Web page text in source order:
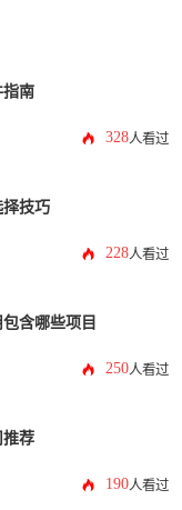
指南
328人看过
技巧
228人看过
含哪些项目
250人看过
推荐
190人看过